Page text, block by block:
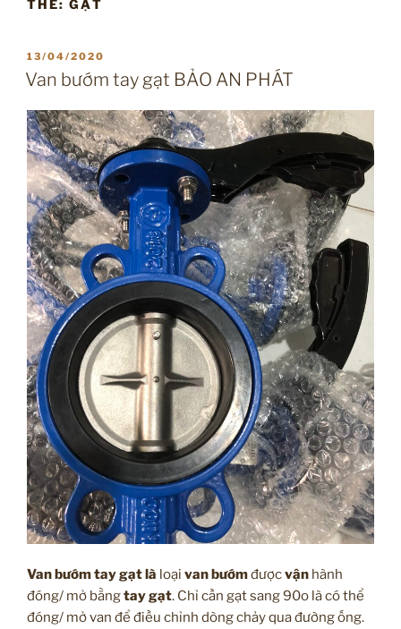
THẺ: GẠT
ĐĂNG
TRONG
13/04/2020
Van bướm tay gạt BẢO AN PHÁT
Van bướm tay gạt là loại van bướmđượcvận hành
đóng/ mở bằngtay gạt. Chỉ cần gạt sang 90o là có thể
đóng/ mở van để điều chỉnh dòng chảy qua đường ống.